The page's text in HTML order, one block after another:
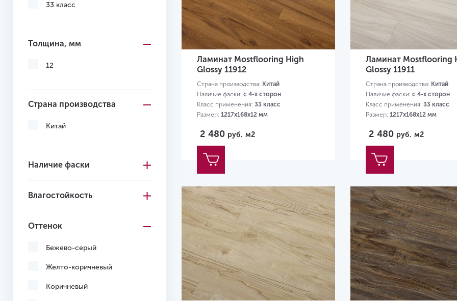
33 класс
Толщина, мм
12
Страна производства
Китай
Наличие фаски
Влагостойкость
Оттенок
Бежево-серый
Желто-коричневый
Коричневый
Ламинат Mostflooring High
Glossy 11912
Страна производства: Китай
Наличие фаски: с 4-х сторон
Класс применения: 33 класс
Размер: 1217х168х12 мм
2 480 руб. м2
Ламинат Mostflooring
Glossy 11911
Страна производства: Китай
Наличие фаски: с 4-х сторон
Класс применения: 33 класс
Размер: 1217х168х12 мм
2 480 руб. м2